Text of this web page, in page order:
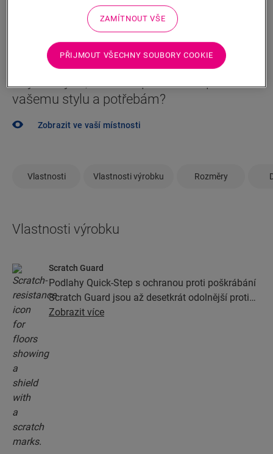
HLEDAT
Nejste si jistí, zda tato podlaha odpovídá
vašemu stylu a potřebám?
Zobrazit ve vaší místnosti
Vlastnosti Vlastnosti výrobku Rozměry
Vlastnosti výrobku
Scratch Guard
Podlahy Quick-Step s ochranou proti poškrábání
Scratch Guard jsou až desetkrát odolnější proti
poškrábání než podlahy bez této ochrany.
Zobrazit více
ZAMÍTNOUT VŠE
PŘIJMOUT VŠECHNY SOUBORY COOKIE